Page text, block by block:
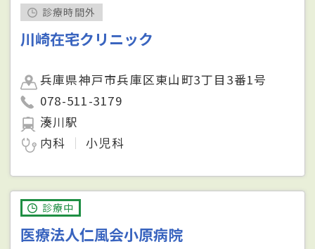
診療時間外
川崎在宅クリニック
兵庫県神戸市兵庫区東山町3丁目3番1号
078-511-3179
湊川駅
内科
小児科
診療中
医療法人仁風会小原病院